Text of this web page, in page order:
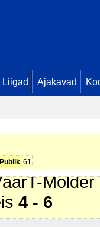
Liigad Ajakavad
Publik 61
-
Link (
Siling (
(
Mölder
4 - 6